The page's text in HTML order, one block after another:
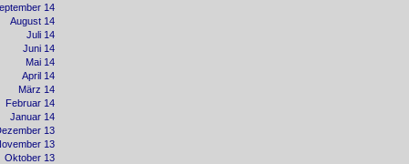
14
August 14
Juli 14
Juni 14
Mai 14
April 14
März 14
Februar 14
Januar 14
13
13
Oktober 13